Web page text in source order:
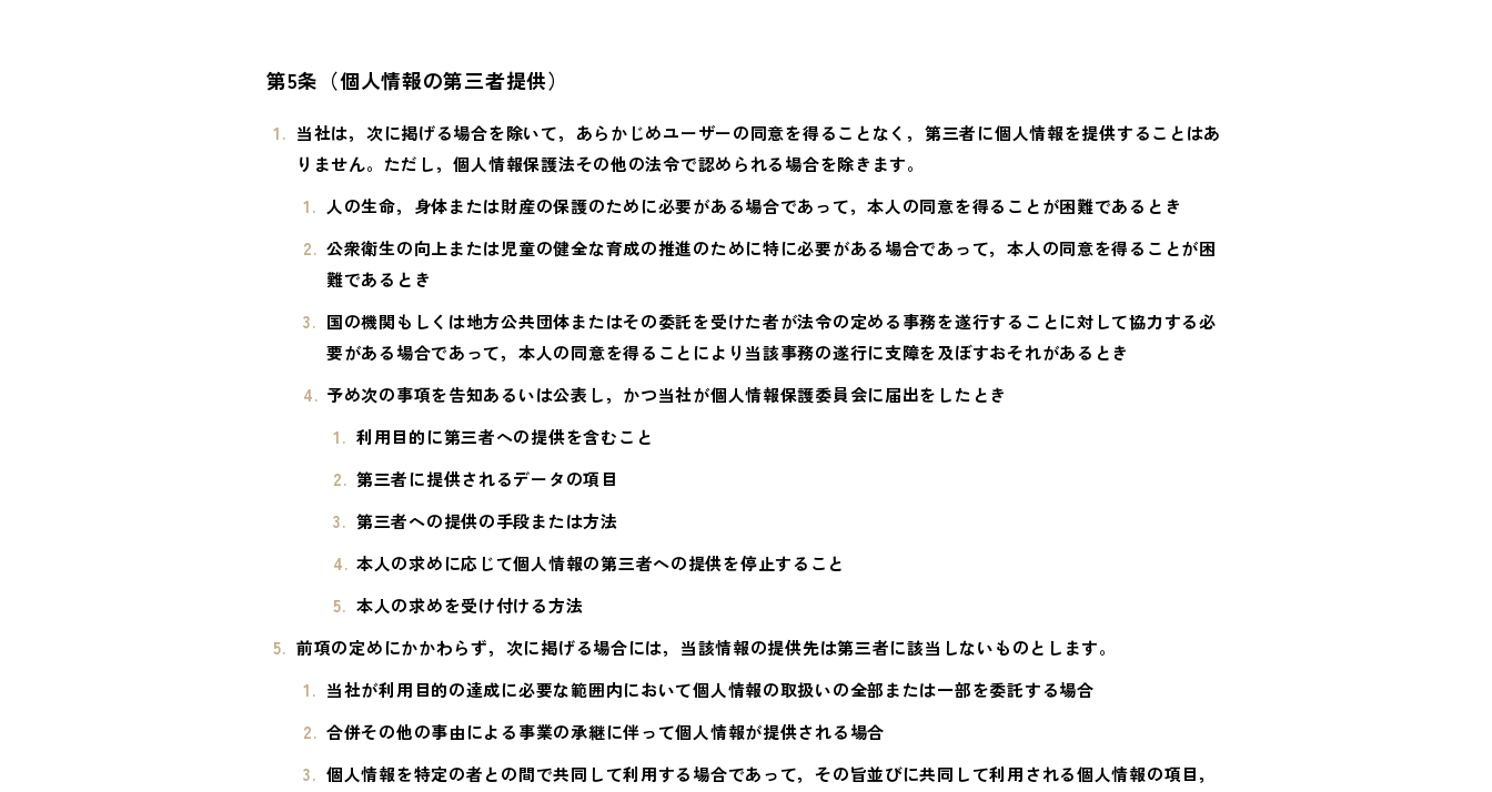
第5条（個人情報の第三者提供）
当社は，次に掲げる場合を除いて，あらかじめユーザーの同意を得ることなく，第三者に個人情報を提供することはあ
りません。ただし，個人情報保護法その他の法令で認められる場合を除きます。
人の生命，身体または財産の保護のために必要がある場合であって，本人の同意を得ることが困難であるとき
公衆衛生の向上または児童の健全な育成の推進のために特に必要がある場合であって，本人の同意を得ることが困
難であるとき
国の機関もしくは地方公共団体またはその委託を受けた者が法令の定める事務を遂行することに対して協力する必
要がある場合であって，本人の同意を得ることにより当該事務の遂行に支障を及ぼすおそれがあるとき
予め次の事項を告知あるいは公表し，かつ当社が個人情報保護委員会に届出をしたとき
利用目的に第三者への提供を含むこと
第三者に提供されるデータの項目
第三者への提供の手段または方法
本人の求めに応じて個人情報の第三者への提供を停止すること
本人の求めを受け付ける方法
前項の定めにかかわらず，次に掲げる場合には，当該情報の提供先は第三者に該当しないものとします。
当社が利用目的の達成に必要な範囲内において個人情報の取扱いの全部または一部を委託する場合
合併その他の事由による事業の承継に伴って個人情報が提供される場合
個人情報を特定の者との間で共同して利用する場合であって，その旨並びに共同して利用される個人情報の項目，